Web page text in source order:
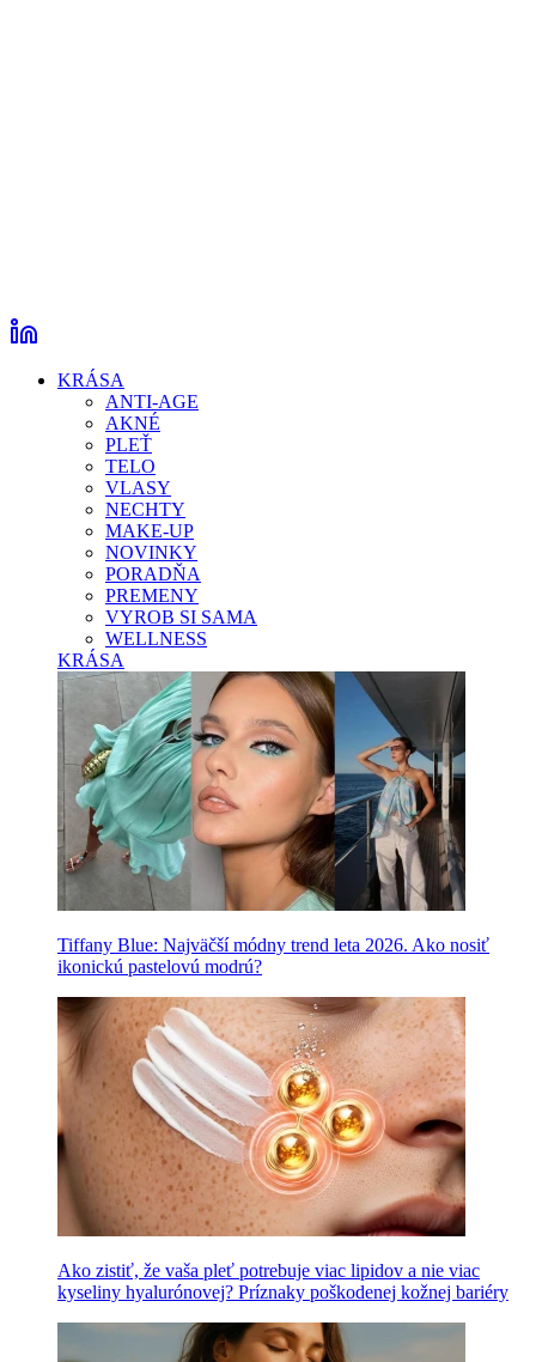
KRÁSA
ANTI-AGE
AKNÉ
PLEŤ
TELO
VLASY
NECHTY
MAKE-UP
NOVINKY
PORADŇA
PREMENY
VYROB SI SAMA
WELLNESS
KRÁSA
Tiffany Blue: Najväčší módny trend leta 2026. Ako nosiť
ikonickú pastelovú modrú?
Ako zistiť, že vaša pleť potrebuje viac lipidov a nie viac
kyseliny hyalurónovej? Príznaky poškodenej kožnej bariéry